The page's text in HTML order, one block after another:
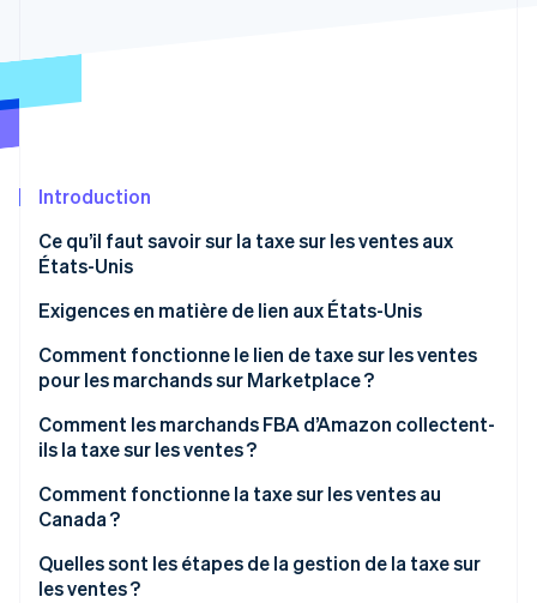
Radar
Atlas
Élimination du carbone
Vérification de l'identité
Stripe Sessions 2026
Regarder la vidéo
Introduction
Ce qu’il faut savoir sur la taxe sur les ventes aux
États-Unis
Exigences en matière de lien aux États-Unis
Comment fonctionne le lien de taxe sur les ventes
pour les marchands sur Marketplace ?
Lien du facilitateur de Marketplace
Comment les marchands FBA d’Amazon collectent-
ils la taxe sur les ventes ?
Comment fonctionne la taxe sur les ventes au
Canada ?
Types de taxes de vente au Canada
Quelles sont les étapes de la gestion de la taxe sur
les ventes ?